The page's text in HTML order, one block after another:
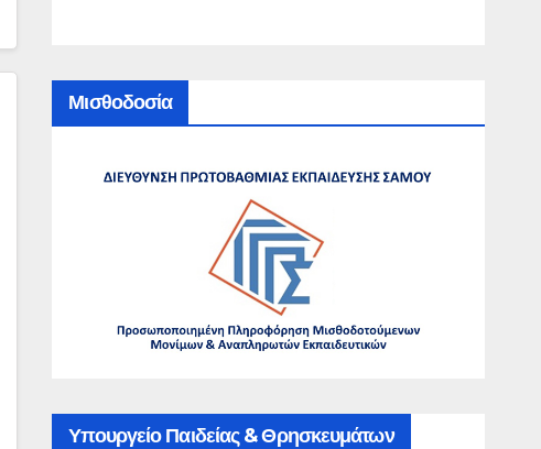
Μισθοδοσία
Υπουργείο Παιδείας & Θρησκευμάτων